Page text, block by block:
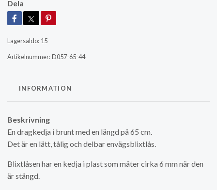
Dela
Lagersaldo: 15
Artikelnummer:D057-65-44
INFORMATION
Beskrivning
En dragkedja i brunt med en längd på 65 cm.
Det är en lätt, tålig och delbar envägsblixtlås.
Blixtlåsen har en kedja i plast som mäter cirka 6 mm när den
är stängd.